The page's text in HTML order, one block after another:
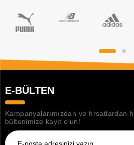
E-BÜLTEN
Kampanyalarımızdan ve fırsatlardan
bültenimize kayıt olun!